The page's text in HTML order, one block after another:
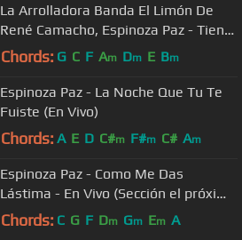
La Arrolladora Banda El Limón De
René Camacho, Espinoza Paz - Tiene
Razón La Lógica
Chords: G C F Am Dm E Bm
Espinoza Paz - La Noche Que Tu Te
Fuiste (En Vivo)
Chords: A E D C#m F#m C# Am
Espinoza Paz - Como Me Das
Lástima - En Vivo (Sección el próximo
viernes)
Chords: C G F Dm Gm Em A